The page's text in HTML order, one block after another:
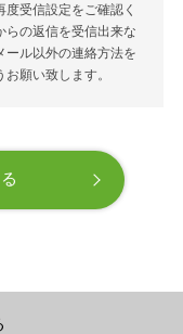
受信設定をご確認く
らの返信を受信出来な
ール以外の連絡方法を
願い致します。